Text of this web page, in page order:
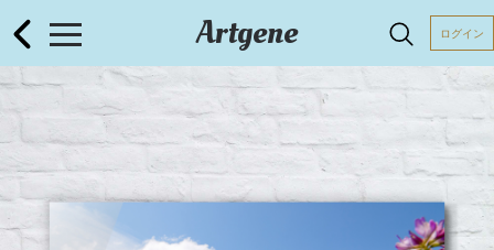
Artgene ログイン